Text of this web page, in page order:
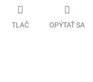
TLAČ OPÝTAŤ SA